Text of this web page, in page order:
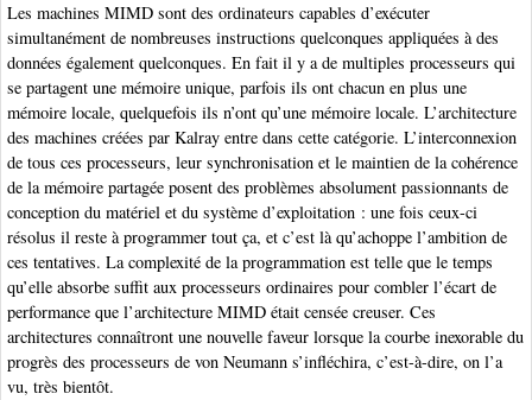
Les machines MIMD sont des ordinateurs capables d’exécuter
simultanément de nombreuses instructions quelconques appliquées à des
données également quelconques. En fait il y a de multiples processeurs qui
se partagent une mémoire unique, parfois ils ont chacun en plus une
mémoire locale, quelquefois ils n’ont qu’une mémoire locale. L’architecture
des machines créées par Kalray entre dans cette catégorie. L’interconnexion
de tous ces processeurs, leur synchronisation et le maintien de la cohérence
de la mémoire partagée posent des problèmes absolument passionnants de
conception du matériel et du système d’exploitation : une fois ceux-ci
résolus il reste à programmer tout ça, et c’est là qu’achoppe l’ambition de
ces tentatives. La complexité de la programmation est telle que le temps
qu’elle absorbe suffit aux processeurs ordinaires pour combler l’écart de
performance que l’architecture MIMD était censée creuser. Ces
architectures connaîtront une nouvelle faveur lorsque la courbe inexorable du
progrès des processeurs de von Neumann s’infléchira, c’est-à-dire, on l’a
vu, très bientôt.